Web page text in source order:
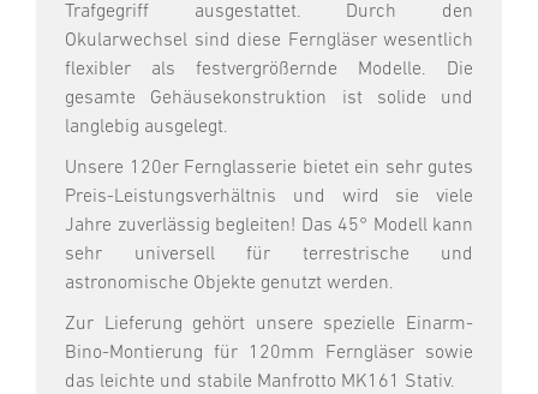
Trafgegriff ausgestattet. Durch den
Okularwechsel sind diese Ferngläser wesentlich
flexibler als festvergrößernde Modelle. Die
gesamte Gehäusekonstruktion ist solide und
langlebig ausgelegt.
Unsere 120er Fernglasserie bietet ein sehr gutes
Preis-Leistungsverhältnis und wird sie viele
Jahre zuverlässig begleiten! Das 45° Modell kann
sehr universell für terrestrische und
astronomische Objekte genutzt werden.
Zur Lieferung gehört unsere spezielle Einarm-
Bino-Montierung für 120mm Ferngläser sowie
das leichte und stabile Manfrotto MK161 Stativ.